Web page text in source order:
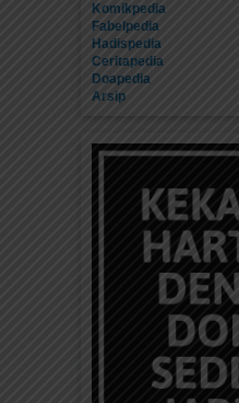
Komikpedia
Fabelpedia
Hadispedia
Ceritapedia
Doapedia
Arsip